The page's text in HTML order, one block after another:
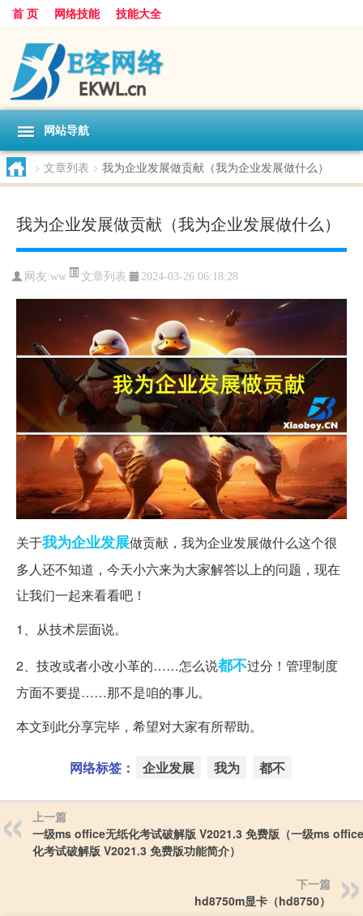
首 页 网络技能 技能大全
网站导航
> 文章列表 > 我为企业发展做贡献（我为企业发展做什么）
我为企业发展做贡献（我为企业发展做什么）
网友:ww 文章列表 2024-03-26 06:18:28
关于我为企业发展做贡献，我为企业发展做什么这个很
多人还不知道，今天小六来为大家解答以上的问题，现在
让我们一起来看看吧！
1、从技术层面说。
2、技改或者小改小革的……怎么说都不过分！管理制度
方面不要提……那不是咱的事儿。
本文到此分享完毕，希望对大家有所帮助。
网络标签： 企业发展 我为 都不
上一篇
一级ms office无纸化考试破解版 V2021.3 免费版（一级ms
化考试破解版 V2021.3 免费版功能简介）
下一篇
hd8750m显卡（hd8750）